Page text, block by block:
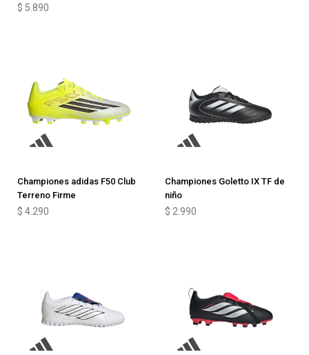
$ 5.890
Championes adidas F50 Club
Terreno Firme
$ 4.290
Championes Goletto IX TF de
niño
$ 2.990